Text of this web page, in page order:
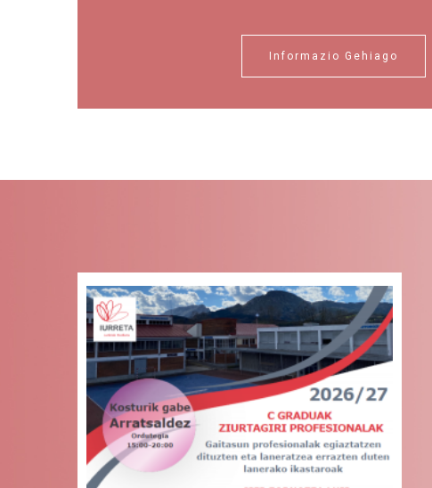
Informazio Gehiago